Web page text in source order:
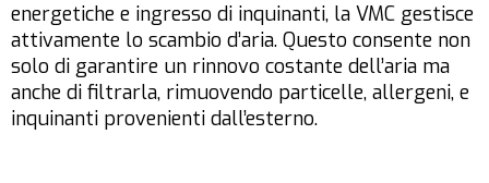
energetiche e ingresso di inquinanti, la VMC gestisce
attivamente lo scambio d’aria. Questo consente non
solo di garantire un rinnovo costante dell’aria ma
anche di filtrarla, rimuovendo particelle, allergeni, e
inquinanti provenienti dall’esterno.